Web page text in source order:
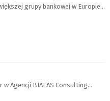
grupy bankowej w Europie…
Agencji BIALAS Consulting…